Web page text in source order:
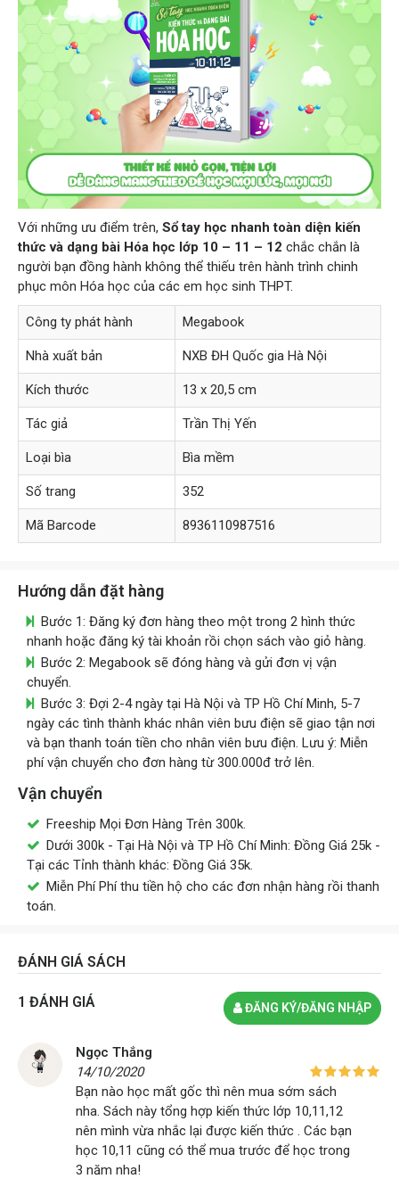
Với những ưu điểm trên, Sổ tay học nhanh toàn diện kiến
thức và dạng bài Hóa học lớp 10 – 11 – 12 chắc chắn là
người bạn đồng hành không thể thiếu trên hành trình chinh
phục môn Hóa học của các em học sinh THPT.
Công ty phát hành Megabook
Nhà xuất bản NXB ĐH Quốc gia Hà Nội
Kích thước 13 x 20,5 cm
Tác giả Trần Thị Yến
Loại bìa Bìa mềm
Số trang 352
Mã Barcode 8936110987516
Hướng dẫn đặt hàng
Bước 1: Đăng ký đơn hàng theo một trong 2 hình thức
nhanh hoặc đăng ký tài khoản rồi chọn sách vào giỏ hàng.
Bước 2: Megabook sẽ đóng hàng và gửi đơn vị vận
chuyển.
Bước 3: Đợi 2-4 ngày tại Hà Nội và TP Hồ Chí Minh, 5-7
ngày các tình thành khác nhân viên bưu điện sẽ giao tận nơi
và bạn thanh toán tiền cho nhân viên bưu điện. Lưu ý: Miễn
phí vận chuyển cho đơn hàng từ 300.000đ trở lên.
Vận chuyển
Freeship Mọi Đơn Hàng Trên 300k.
Dưới 300k - Tại Hà Nội và TP Hồ Chí Minh: Đồng Giá 25k -
Tại các Tỉnh thành khác: Đồng Giá 35k.
Miễn Phí Phí thu tiền hộ cho các đơn nhận hàng rồi thanh
toán.
ĐÁNH GIÁ SÁCH
1 ĐÁNH GIÁ ĐĂNG KÝ/ĐĂNG NHẬP
Ngọc Thắng
14/10/2020
Bạn nào học mất gốc thì nên mua sớm sách
nha. Sách này tổng hợp kiến thức lớp 10,11,12
nên mình vừa nhắc lại được kiến thức . Các bạn
học 10,11 cũng có thể mua trước để học trong
3 năm nha!